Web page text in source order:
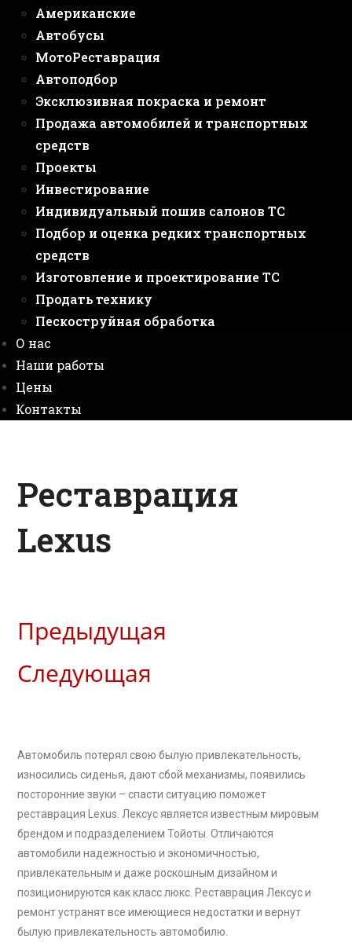
Американские
Автобусы
МотоРеставрация
Автоподбор
Эксклюзивная покраска и ремонт
Продажа автомобилей и транспортных
средств
Проекты
Инвестирование
Индивидуальный пошив салонов ТС
Подбор и оценка редких транспортных
средств
Изготовление и проектирование ТС
Продать технику
Пескоструйная обработка
О нас
Наши работы
Цены
Контакты
Реставрация
Lexus
Предыдущая
Следующая
Автомобиль потерял свою былую привлекательность,
износились сиденья, дают сбой механизмы, появились
посторонние звуки – спасти ситуацию поможет
реставрация Lexus. Лексус является известным мировым
брендом и подразделением Тойоты. Отличаются
автомобили надежностью и экономичностью,
привлекательным и даже роскошным дизайном и
позиционируются как класс люкс. Реставрация Лексус и
ремонт устранят все имеющиеся недостатки и вернут
былую привлекательность автомобилю.